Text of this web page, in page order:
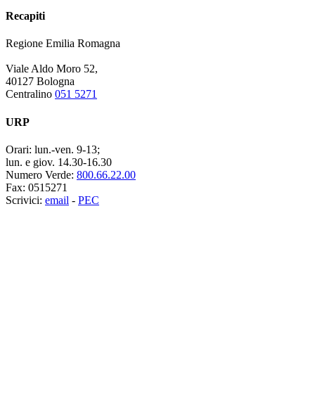
Recapiti
Regione Emilia Romagna
Viale Aldo Moro 52,
40127 Bologna
Centralino 051 5271
URP
Orari: lun.-ven. 9-13;
lun. e giov. 14.30-16.30
Numero Verde: 800.66.22.00
Fax: 0515271
Scrivici: email - PEC